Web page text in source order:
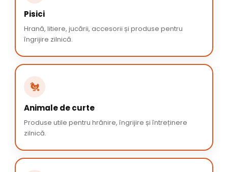
Pisici
Hrană, litiere, jucării, accesorii și produse pentru
îngrijire zilnică.
🐔
Animale de curte
Produse utile pentru hrănire, îngrijire și întreținere
zilnică.